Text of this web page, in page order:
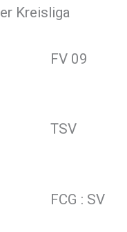
Kreisliga
Uhr FV 09
Uhr TSV
FCG : SV